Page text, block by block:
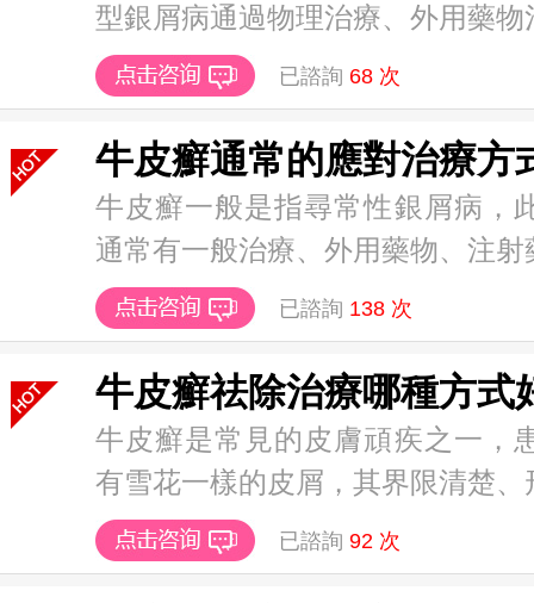
型銀屑病通過物理治療、外用藥物
已諮詢 68 次
牛皮癬通常的應對治療方
牛皮癬一般是指尋常性銀屑病，
通常有一般治療、外用藥物、注射
已諮詢 138 次
牛皮癬祛除治療哪種方式
牛皮癬是常見的皮膚頑疾之一，
有雪花一樣的皮屑，其界限清楚、
已諮詢 92 次